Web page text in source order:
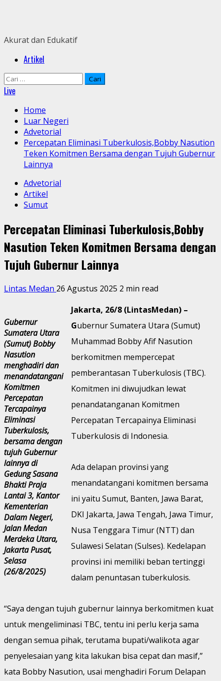
Akurat dan Edukatif
PrimaryArtikel
Cari
untuk:
Live
Home
Luar Negeri
Advetorial
Percepatan Eliminasi Tuberkulosis,Bobby Nasution
Teken Komitmen Bersama dengan Tujuh Gubernur
Lainnya
Advetorial
Artikel
Sumut
Percepatan Eliminasi Tuberkulosis,Bobby
Nasution Teken Komitmen Bersama dengan
Tujuh Gubernur Lainnya
Lintas Medan 26 Agustus 2025 2 min read
Gubernur
Sumatera Utara
(Sumut) Bobby
Nasution
menghadiri dan
menandatangani
Komitmen
Percepatan
Tercapainya
Eliminasi
Tuberkulosis,
bersama dengan
tujuh Gubernur
lainnya di
Gedung Sasana
Bhakti Praja
Lantai 3, Kantor
Kementerian
Dalam Negeri,
Jalan Medan
Merdeka Utara,
Jakarta Pusat,
Selasa
(26/8/2025)
Jakarta, 26/8 (LintasMedan) –
Gubernur Sumatera Utara (Sumut)
Muhammad Bobby Afif Nasution
berkomitmen mempercepat
pemberantasan Tuberkulosis (TBC).
Komitmen ini diwujudkan lewat
penandatanganan Komitmen
Percepatan Tercapainya Eliminasi
Tuberkulosis di Indonesia.
Ada delapan provinsi yang
menandatangani komitmen bersama
ini yaitu Sumut, Banten, Jawa Barat,
DKI Jakarta, Jawa Tengah, Jawa Timur,
Nusa Tenggara Timur (NTT) dan
Sulawesi Selatan (Sulses). Kedelapan
provinsi ini memiliki beban tertinggi
dalam penuntasan tuberkulosis.
“Saya dengan tujuh gubernur lainnya berkomitmen kuat
untuk mengeliminasi TBC, tentu ini perlu kerja sama
dengan semua pihak, terutama bupati/walikota agar
penyelesaian yang kita lakukan bisa cepat dan masif,”
kata Bobby Nasution, usai menghadiri Forum Delapan